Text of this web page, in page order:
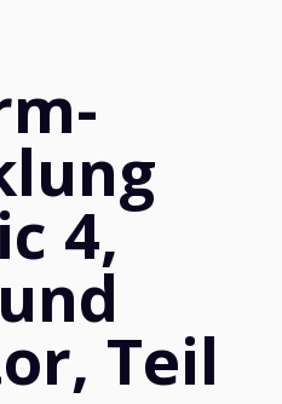
4,
Teil